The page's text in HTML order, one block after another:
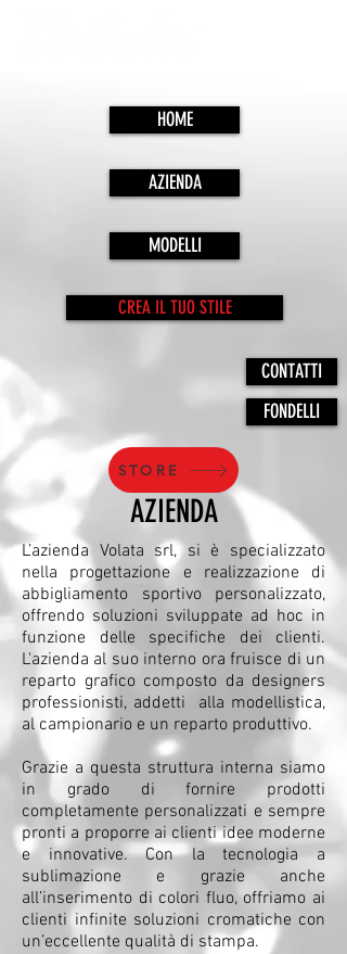
HOME
AZIENDA
MODELLI
CREA IL TUO STILE
CONTATTI
FONDELLI
STORE
AZIENDA
L’azienda Volata srl, si è specializzato
nella progettazione e realizzazione di
abbigliamento sportivo personalizzato,
offrendo soluzioni sviluppate ad hoc in
funzione delle specifiche dei clienti.
L'azienda al suo interno ora fruisce di un
reparto grafico composto da designers
professionisti, addetti alla modellistica,
al campionario e un reparto produttivo.
Grazie a questa struttura interna siamo
in grado di fornire prodotti
completamente personalizzati e sempre
pronti a proporre ai clienti idee moderne
e innovative. Con la tecnologia a
sublimazione e grazie anche
all’inserimento di colori fluo, offriamo ai
clienti infinite soluzioni cromatiche con
un’eccellente qualità di stampa.